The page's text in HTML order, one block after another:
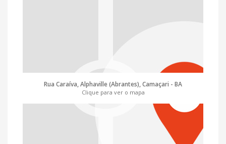
Rua Caraíva, Alphaville (Abrantes), Camaçari - BA
Clique para ver o mapa